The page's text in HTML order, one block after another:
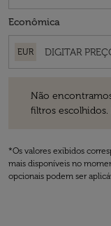
Econômica
EUR
Não
filtros escolhidos.
*Os valores exibidos
mais disponíveis no
opcionais podem ser